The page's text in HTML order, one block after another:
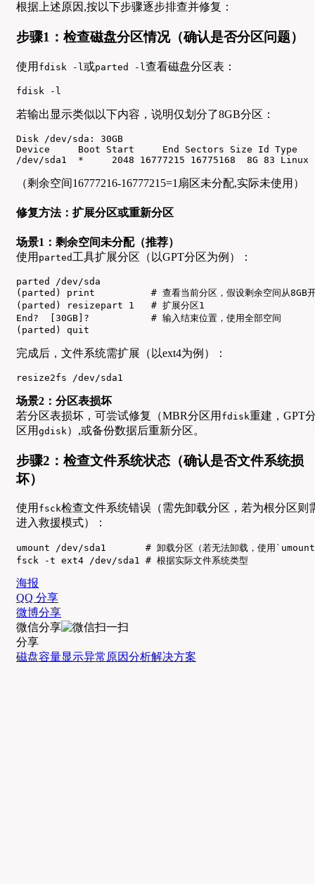
根据上述原因,按以下步骤逐步排查并修复：
步骤1：检查磁盘分区情况（确认是否分区问题）
使用 fdisk -l 或parted -l 查看磁盘分区表：
fdisk -l
若输出显示类似以下内容，说明仅划分了8GB分区：
Disk /dev/sda: 30GB
Device     Boot Start     End Sectors Size Id Type
/dev/sda1  *     2048 16777215 16775168  8G 83 Linux
（剩余空间16777216-16777215=1扇区未分配,实际未使用）
修复方法：扩展分区或重新分区
场景1：剩余空间未分配（推荐）
使用 parted 工具扩展分区（以GPT分区为例）：
parted /dev/sda
(parted) print          # 查看当前分区，假设剩余空间从8GB
(parted) resizepart 1   # 扩展分区1
End?  [30GB]?           # 输入结束位置，使用全部空间
(parted) quit
完成后，文件系统需扩展（以ext4为例）：
resize2fs /dev/sda1
场景2：分区表损坏
若分区表损坏，可尝试修复（MBR分区用 fdisk重建，GPT
区用 gdisk）,或备份数据后重新分区。
步骤2：检查文件系统状态（确认是否文件系统损
坏）
使用 fsck检查文件系统错误（需先卸载分区，若为根分区则
进入救援模式）：
umount /dev/sda1       # 卸载分区（若无法卸载，使用
fsck -t ext4 /dev/sda1 # 根据实际文件系统类型
海报
QQ 分享
微博分享
微信分享
分享
磁盘容量显示异常原因分析解决方案